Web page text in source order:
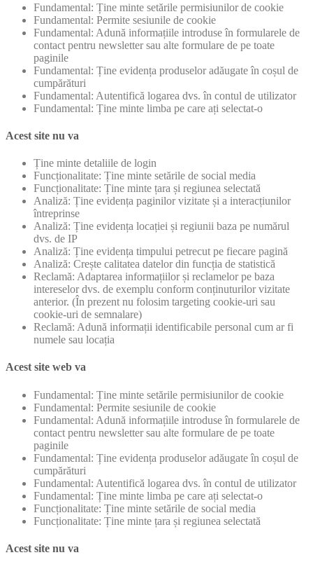
Fundamental: Ține minte setările permisiunilor de cookie
Fundamental: Permite sesiunile de cookie
Fundamental: Adună informațiile introduse în formularele de
contact pentru newsletter sau alte formulare de pe toate
paginile
Fundamental: Ține evidența produselor adăugate în coșul de
cumpărături
Fundamental: Autentifică logarea dvs. în contul de utilizator
Fundamental: Ține minte limba pe care ați selectat-o
Acest site nu va
Ține minte detaliile de login
Funcționalitate: Ține minte setările de social media
Funcționalitate: Ține minte țara și regiunea selectată
Analiză: Ține evidența paginilor vizitate și a interacțiunilor
întreprinse
Analiză: Ține evidența locației și regiunii baza pe numărul
dvs. de IP
Analiză: Ține evidența timpului petrecut pe fiecare pagină
Analiză: Crește calitatea datelor din funcția de statistică
Reclamă: Adaptarea informațiilor și reclamelor pe baza
intereselor dvs. de exemplu conform conținuturilor vizitate
anterior. (În prezent nu folosim targeting cookie-uri sau
cookie-uri de semnalare)
Reclamă: Adună informații identificabile personal cum ar fi
numele sau locația
Acest site web va
Fundamental: Ține minte setările permisiunilor de cookie
Fundamental: Permite sesiunile de cookie
Fundamental: Adună informațiile introduse în formularele de
contact pentru newsletter sau alte formulare de pe toate
paginile
Fundamental: Ține evidența produselor adăugate în coșul de
cumpărături
Fundamental: Autentifică logarea dvs. în contul de utilizator
Fundamental: Ține minte limba pe care ați selectat-o
Funcționalitate: Ține minte setările de social media
Funcționalitate: Ține minte țara și regiunea selectată
Acest site nu va